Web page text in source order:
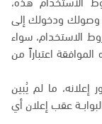
وصولك ودخولك إلى
الاستخدام، سواء
اعتباراً من
ما لم يُبين
عقب إعلان أي